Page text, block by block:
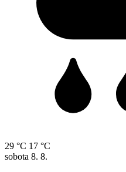
29 °C 17 °C
sobota 8. 8.